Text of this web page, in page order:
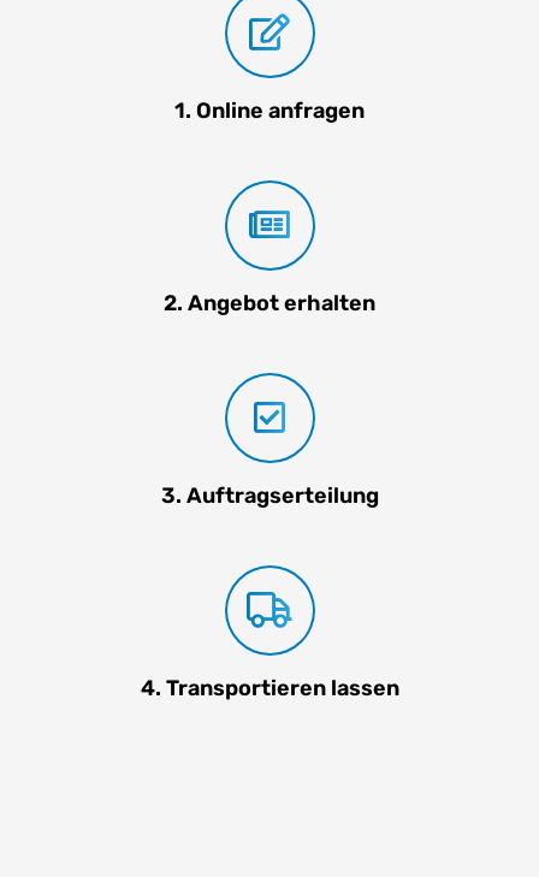
1. Online anfragen
2. Angebot erhalten
3. Auftragserteilung
4. Transportieren lassen